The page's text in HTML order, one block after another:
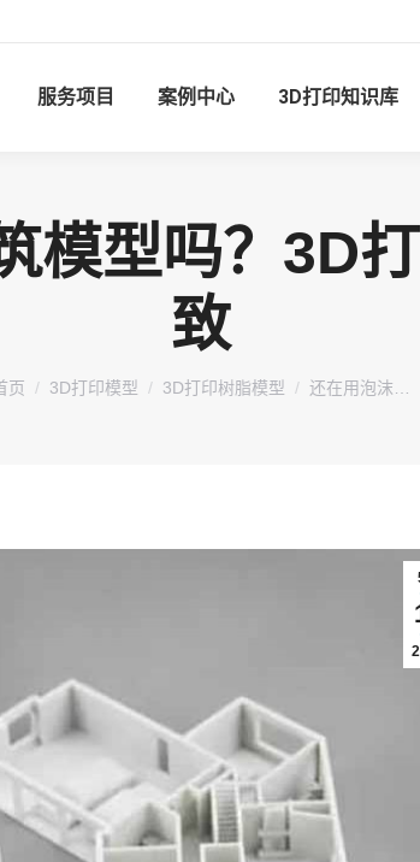
服务项目 案例中心 3D打印知识库
模型吗？3D
致
在这里：
页 3D打印模型 3D打印树脂模型 还在用泡沫…